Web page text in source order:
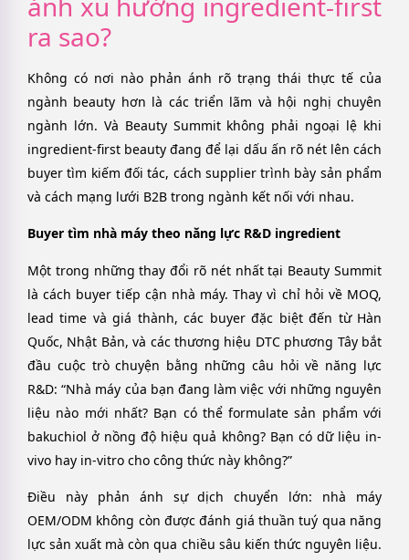
ra sao?
Không có nơi nào phản ánh rõ trạng thái thực tế của
ngành beauty hơn là các triển lãm và hội nghị chuyên
ngành lớn. Và Beauty Summit không phải ngoại lệ khi
ingredient-first beauty đang để lại dấu ấn rõ nét lên cách
buyer tìm kiếm đối tác, cách supplier trình bày sản phẩm
và cách mạng lưới B2B trong ngành kết nối với nhau.
Buyer tìm nhà máy theo năng lực R&D ingredient
Một trong những thay đổi rõ nét nhất tại Beauty Summit
là cách buyer tiếp cận nhà máy. Thay vì chỉ hỏi về MOQ,
lead time và giá thành, các buyer đặc biệt đến từ Hàn
Quốc, Nhật Bản, và các thương hiệu DTC phương Tây bắt
đầu cuộc trò chuyện bằng những câu hỏi về năng lực
R&D: “Nhà máy của bạn đang làm việc với những nguyên
liệu nào mới nhất? Bạn có thể formulate sản phẩm với
bakuchiol ở nồng độ hiệu quả không? Bạn có dữ liệu in-
vivo hay in-vitro cho công thức này không?”
Điều này phản ánh sự dịch chuyển lớn: nhà máy
OEM/ODM không còn được đánh giá thuần tuý qua năng
lực sản xuất mà còn qua chiều sâu kiến thức nguyên liệu.